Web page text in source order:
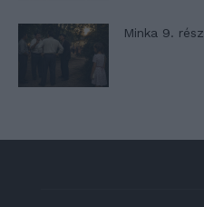
Minka 9. rész